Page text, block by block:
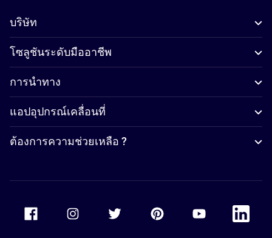
บริษัท
โซลูชันระดับมืออาชีพ
การนำทาง
แอปอุปกรณ์เคลื่อนที่
ต้องการความช่วยเหลือ ?
Accor Facebook Accor TwitterAccor PinterestAccor Youtube
Accor